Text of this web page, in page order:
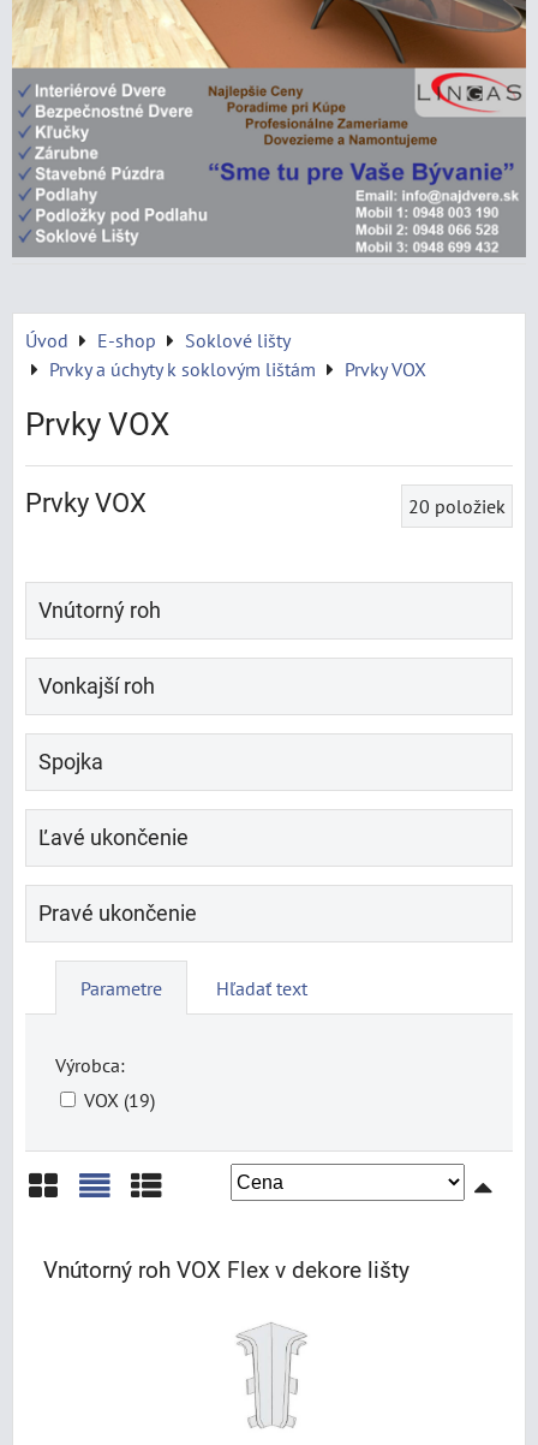
Úvod E-shop
Soklové lišty
Prvky a úchyty k soklovým lištám
Prvky VOX
Prvky VOX
Prvky VOX 20 položiek
Vnútorný roh
Vonkajší roh
Spojka
Ľavé ukončenie
Pravé ukončenie
Parametre Hľadať text
Výrobca:
VOX (19)
Vnútorný roh VOX Flex v dekore lišty